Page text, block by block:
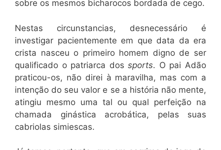
sobre os mesmos bicharocos bordada de cego.
Nestas circunstancias, desnecessário é
investigar pacientemente em que data da era
crista nasceu o primeiro homem digno de ser
qualificado o patriarca dossports. O pai Adão
praticou-os, não direi à maravilha, mas com a
intenção do seu valor e se a história não mente,
atingiu mesmo uma tal ou qual perfeição na
chamada ginástica acrobática, pelas suas
cabriolas simiescas.